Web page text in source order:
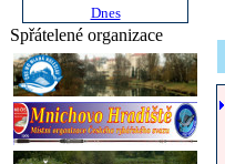
Dnes
Spřátelené organizace